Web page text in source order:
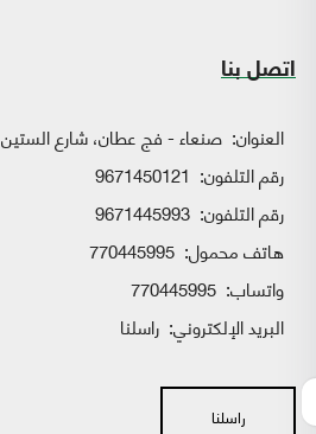
اتصل بنا
العنوان: صنعاء - فج عطان، شارع الستين
رقم التلفون: 9671450121
رقم التلفون: 9671445993
هاتف محمول: 770445995
واتساب:
البريد الإلكتروني: راسلنا
راسلنا